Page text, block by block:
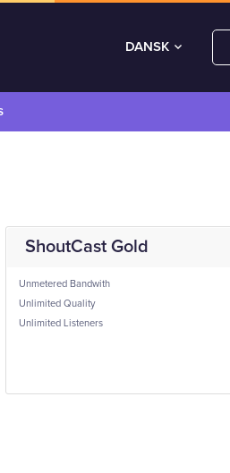
DANSK
ShoutCast Gold
Unmetered Bandwith
Unlimited Quality
Unlimited Listeners